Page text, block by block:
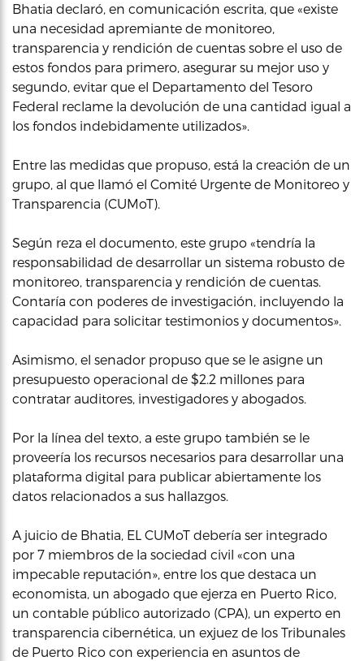
Bhatia declaró, en comunicación escrita, que «existe
una necesidad apremiante de monitoreo,
transparencia y rendición de cuentas sobre el uso de
estos fondos para primero, asegurar su mejor uso y
segundo, evitar que el Departamento del Tesoro
Federal reclame la devolución de una cantidad igual a
los fondos indebidamente utilizados».
Entre las medidas que propuso, está la creación de un
grupo, al que llamó el Comité Urgente de Monitoreo y
Transparencia (CUMoT).
Según reza el documento, este grupo «tendría la
responsabilidad de desarrollar un sistema robusto de
monitoreo, transparencia y rendición de cuentas.
Contaría con poderes de investigación, incluyendo la
capacidad para solicitar testimonios y documentos».
Asimismo, el senador propuso que se le asigne un
presupuesto operacional de $2.2 millones para
contratar auditores, investigadores y abogados.
Por la línea del texto, a este grupo también se le
proveería los recursos necesarios para desarrollar una
plataforma digital para publicar abiertamente los
datos relacionados a sus hallazgos.
A juicio de Bhatia, EL CUMoT debería ser integrado
por 7 miembros de la sociedad civil «con una
impecable reputación», entre los que destaca un
economista, un abogado que ejerza en Puerto Rico,
un contable público autorizado (CPA), un experto en
transparencia cibernética, un exjuez de los Tribunales
de Puerto Rico con experiencia en asuntos de